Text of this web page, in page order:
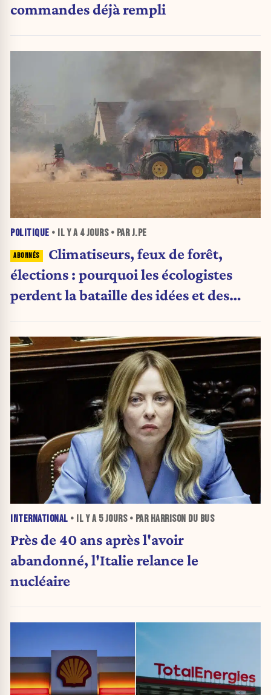
commandes déjà rempli
POLITIQUE • IL Y A 4 JOURS• PAR J.PE
Climatiseurs, feux de forêt,
élections : pourquoi les écologistes
perdent la bataille des idées et des
INTERNATIONAL • IL Y A 5 JOURS• PAR HARRISON DU BUS
Près de 40 ans après l'avoir
abandonné, l'Italie relance le
nucléaire